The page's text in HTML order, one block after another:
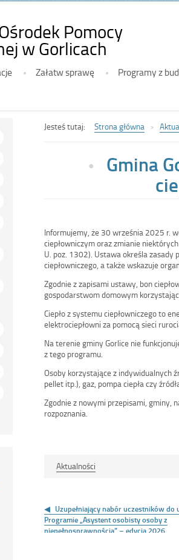
Pomocy
w Gorlicach
Gmina
Gorlice
bonu
Załatw sprawę Programy z
Jesteś tutaj: Strona główna
Gmina
Informujemy, że 30 września 2025 r.
ciepłowniczym oraz zmianie
U. poz. 1302). Ustawa określa zasady
ciepłowniczego, a także wskazuje
Zgodnie z zapisami ustawy, bon
gospodarstwom domowym
Ciepło z systemu ciepłowniczego to
elektrociepłowni za pomocą sieci
Na terenie gminy Gorlice nie
z tego programu.
Osoby korzystające z indywidualnych
pellet itp.), gaz, pompa ciepła czy
Zgodnie z nowymi przepisami, gminy,
rozpoznania.
Aktualności
wpisu
Uzupełniający nabór uczestników do
Programie „Asystent osobisty osoby z
niepełnosprawnością” – edycja 2026